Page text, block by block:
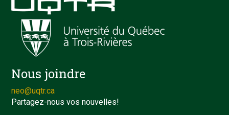
Nous joindre
neo@uqtr.ca
Partagez-nous vos nouvelles!